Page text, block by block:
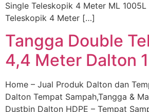
Single Teleskopik 4 Meter ML 1005L
Teleskopik 4 Meter […]
Tangga Double
4,4 Meter Dalton
Home – Jual Produk Dalton dan
Dalton Tempat Sampah,Tangga &
Dustbin Dalton HDPE – Tempat